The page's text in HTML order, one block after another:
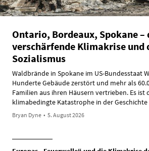
Ontario, Bordeaux, Spokane –
verschärfende Klimakrise und
Sozialismus
Waldbrände in Spokane im US-Bundesstaat
Hunderte Gebäude zerstört und mehr als
Familien aus ihren Häusern vertrieben. Es ist
klimabedingte Katastrophe in der Geschichte
Bryan Dyne • 5. August 2026